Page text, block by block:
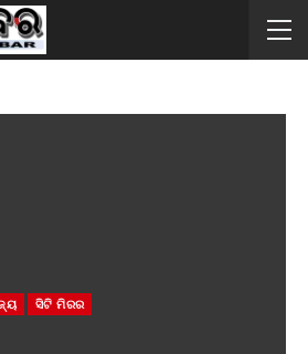
ସିଟି ମିରର